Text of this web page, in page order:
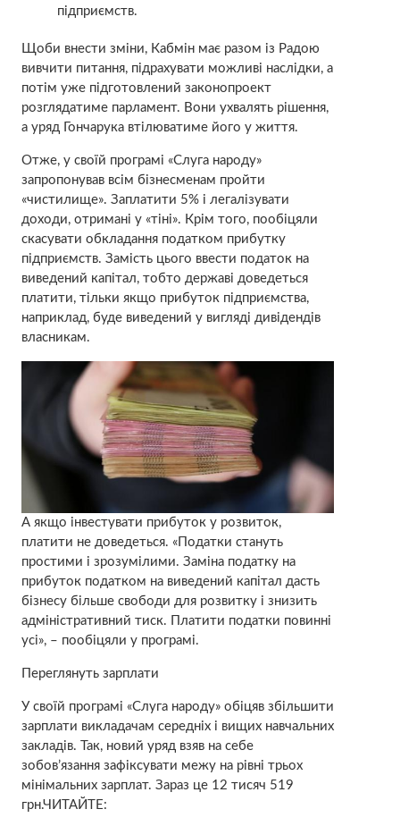
підприємств.
Щоби внести зміни, Кабмін має разом із Радою
вивчити питання, підрахувати можливі наслідки, а
потім уже підготовлений законопроект
розглядатиме парламент. Вони ухвалять рішення,
а уряд Гончарука втілюватиме його у життя.
Отже, у своїй програмі «Слуга народу»
запропонував всім бізнесменам пройти
«чистилище». Заплатити 5% і легалізувати
доходи, отримані у «тіні». Крім того, пообіцяли
скасувати обкладання податком прибутку
підприємств. Замість цього ввести податок на
виведений капітал, тобто державі доведеться
платити, тільки якщо прибуток підприємства,
наприклад, буде виведений у вигляді дивідендів
власникам.
А якщо інвестувати прибуток у розвиток,
платити не доведеться. «Податки стануть
простими і зрозумілими. Заміна податку на
прибуток податком на виведений капітал дасть
бізнесу більше свободи для розвитку і знизить
адміністративний тиск. Платити податки повинні
усі», – пообіцяли у програмі.
Переглянуть зарплати
У своїй програмі «Слуга народу» обіцяв збільшити
зарплати викладачам середніх і вищих навчальних
закладів. Так, новий уряд взяв на себе
зобов’язання зафіксувати межу на рівні трьох
мінімальних зарплат. Зараз це 12 тисяч 519
грн.ЧИТАЙТЕ: